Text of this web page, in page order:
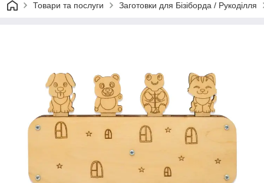
Товари та послуги Заготовки для Бізіборда / Рукоділля